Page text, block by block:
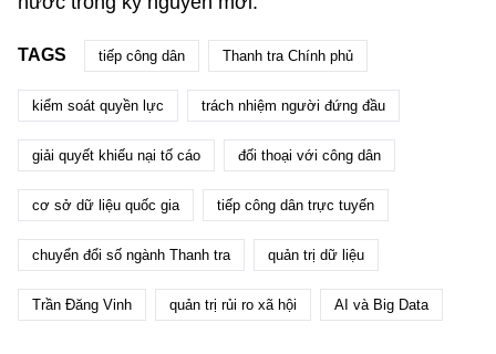
TAGS tiếp công dân Thanh tra Chính phủ
kiểm soát quyền lực trách nhiệm người đứng đầu
giải quyết khiếu nại tố cáo đối thoại với công dân
cơ sở dữ liệu quốc gia tiếp công dân trực tuyến
chuyển đổi số ngành Thanh tra quản trị dữ liệu
Trần Đăng Vinh quản trị rủi ro xã hội AI và Big Data